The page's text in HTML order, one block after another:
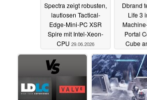
Spectra zeigt robusten,
lautlosen Tactical-
Edge-Mini-PC XSR
Spire mit Intel-Xeon-
CPU 29.06.2026
Dbrand
Life 3
Portal
Cube